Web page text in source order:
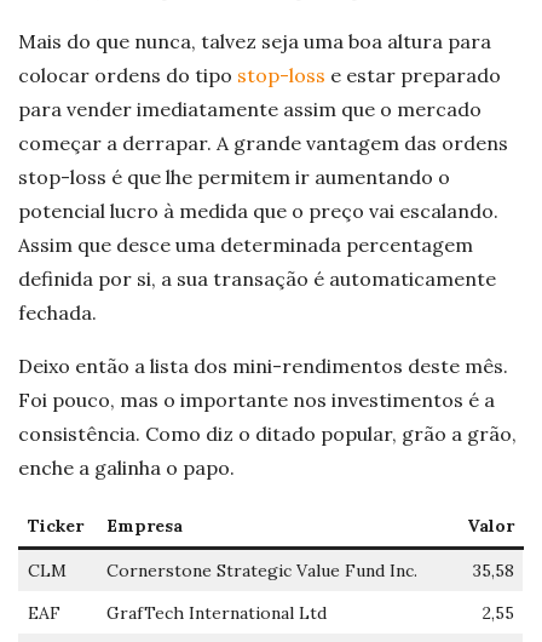
Mais do que nunca, talvez seja uma boa altura para
colocar ordens do tipo stop-loss e estar preparado
para vender imediatamente assim que o mercado
começar a derrapar. A grande vantagem das ordens
stop-loss é que lhe permitem ir aumentando o
potencial lucro à medida que o preço vai escalando.
Assim que desce uma determinada percentagem
definida por si, a sua transação é automaticamente
fechada.
Deixo então a lista dos mini-rendimentos deste mês.
Foi pouco, mas o importante nos investimentos é a
consistência. Como diz o ditado popular, grão a grão,
enche a galinha o papo.
Ticker Empresa Valor
CLM Cornerstone Strategic Value Fund Inc.
35,58
EAF
GrafTech International Ltd
2,55